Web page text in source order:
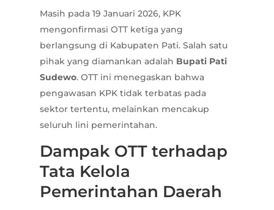
Masih pada 19 Januari 2026, KPK
mengonfirmasi OTT ketiga yang
berlangsung di Kabupaten Pati. Salah satu
pihak yang diamankan adalah Bupati Pati
Sudewo. OTT ini menegaskan bahwa
pengawasan KPK tidak terbatas pada
sektor tertentu, melainkan mencakup
seluruh lini pemerintahan.
Dampak OTT terhadap
Tata Kelola
Pemerintahan Daerah